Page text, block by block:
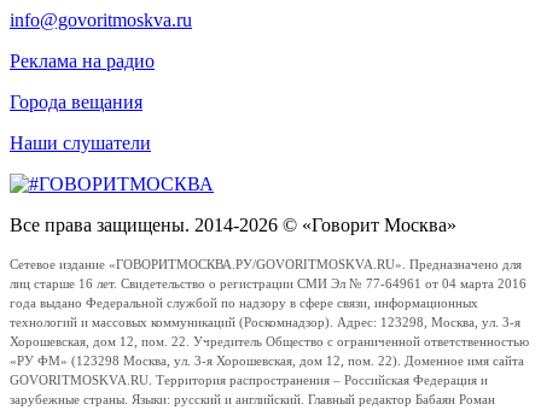
info@govoritmoskva.ru
Реклама на радио
Города вещания
Наши слушатели
Все права защищены. 2014-2026 © «Говорит Москва»
Сетевое издание «ГОВОРИТМОСКВА.РУ/GOVORITMOSKVA.RU». Предназначено для
лиц старше 16 лет. Свидетельство о регистрации СМИ Эл № 77-64961 от 04 марта 2016
года выдано Федеральной службой по надзору в сфере связи, информационных
технологий и массовых коммуникаций (Роскомнадзор). Адрес: 123298, Москва, ул. 3-я
Хорошевская, дом 12, пом. 22. Учредитель Общество с ограниченной ответственностью
«РУ ФМ» (123298 Москва, ул. 3-я Хорошевская, дом 12, пом. 22). Доменное имя сайта
GOVORITMOSKVA.RU. Территория распространения – Российская Федерация и
зарубежные страны. Языки: русский и английский. Главный редактор Бабаян Роман